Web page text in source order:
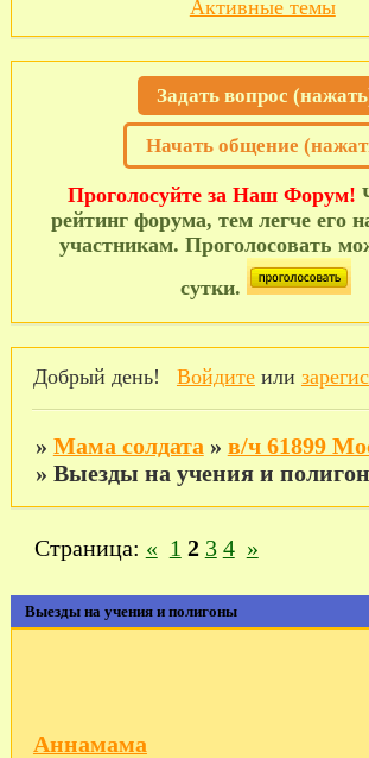
Активные темы
Задать вопрос
Начать общение
Проголосуйте за Наш Форум!
рейтинг форума, тем легче его
участникам. Проголосовать
сутки.
Добрый день! Войдитеили
» Мама солдата » в/ч 61899
» Выезды на учения и
Выезды на учения и полигоны
Страница: « 1 2 3 4 »
Аннамама